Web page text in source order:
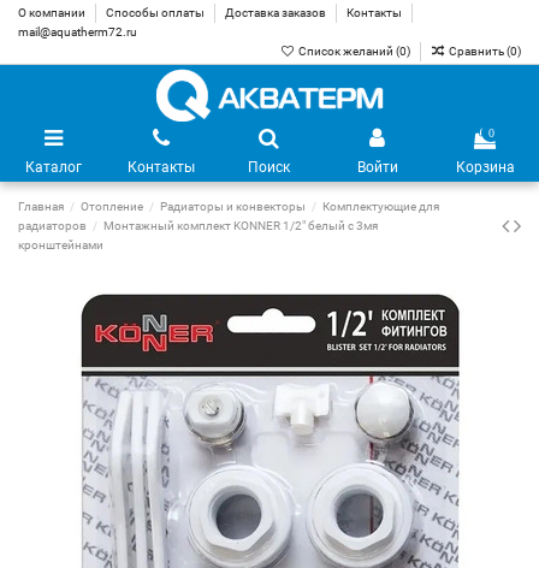
О компании Способы оплаты Доставка заказов
Контакты
mail@aquatherm72.ru
Список желаний (0) Сравнить (0)
Каталог Контакты Поиск Войти
0
Корзина
Главная Отопление Радиаторы и конвекторы
Комплектующие для
радиаторов
Монтажный комплект KONNER 1/2" белый c 3мя
кронштейнами